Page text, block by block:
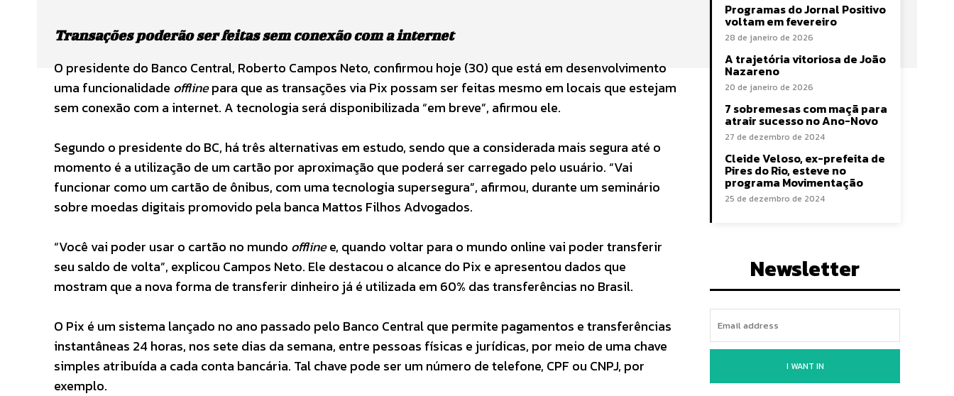
Transações poderão ser feitas sem conexão com a internet
O presidente do Banco Central, Roberto Campos Neto, confirmou hoje (30) que está em desenvolvimento
uma funcionalidade offlinepara que as transações via Pix possam ser feitas mesmo em locais que estejam
sem conexão com a internet. A tecnologia será disponibilizada “em breve”, afirmou ele.
Segundo o presidente do BC, há três alternativas em estudo, sendo que a considerada mais segura até o
momento é a utilização de um cartão por aproximação que poderá ser carregado pelo usuário. “Vai
funcionar como um cartão de ônibus, com uma tecnologia supersegura”, afirmou, durante um seminário
sobre moedas digitais promovido pela banca Mattos Filhos Advogados.
“Você vai poder usar o cartão no mundo offlinee, quando voltar para o mundo online vai poder transferir
seu saldo de volta”, explicou Campos Neto. Ele destacou o alcance do Pix e apresentou dados que
mostram que a nova forma de transferir dinheiro já é utilizada em 60% das transferências no Brasil.
O Pix é um sistema lançado no ano passado pelo Banco Central que permite pagamentos e transferências
instantâneas 24 horas, nos sete dias da semana, entre pessoas físicas e jurídicas, por meio de uma chave
simples atribuída a cada conta bancária. Tal chave pode ser um número de telefone, CPF ou CNPJ, por
exemplo.
Programas do Jornal Positivo
voltam em fevereiro
28 de janeiro de 2026
A trajetória vitoriosa de João
Nazareno
20 de janeiro de 2026
7 sobremesas com maçã para
atrair sucesso no Ano-Novo
27 de dezembro de 2024
Cleide Veloso, ex-prefeita de
Pires do Rio, esteve no
programa Movimentação
25 de dezembro de 2024
Newsletter
I WANT IN